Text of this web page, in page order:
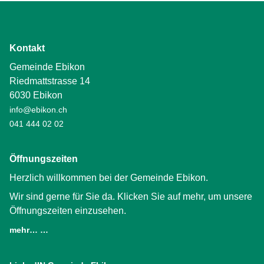
Kontakt
Gemeinde Ebikon
Riedmattstrasse 14
6030 Ebikon
info@ebikon.ch
041 444 02 02
Öffnungszeiten
Herzlich willkommen bei der Gemeinde Ebikon.
Wir sind gerne für Sie da. Klicken Sie auf mehr, um unsere
Öffnungszeiten einzusehen.
mehr… …